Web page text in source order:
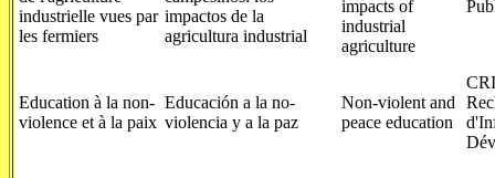
industrielle vues par
les fermiers
impactos de la
agricultura industrial
impacts of
industrial
agriculture
Education à la non-
violence et à la paix
Educación a la no-
violencia y a la paz
Non-violent and
peace education